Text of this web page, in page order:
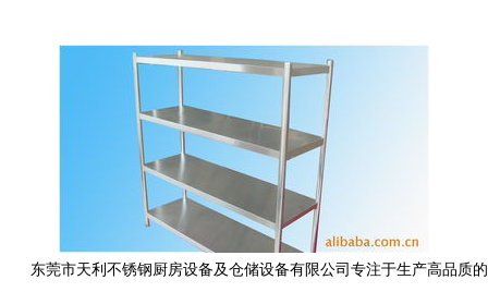
东莞市天利不锈钢厨房设备及仓储设备有限公司专注于生产高品质的